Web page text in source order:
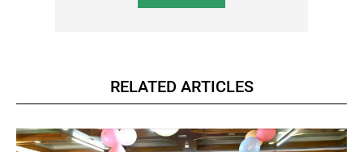
RELATED ARTICLES